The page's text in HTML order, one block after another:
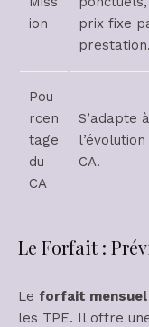
ion
prix fixe
prestation.
Pou
rcen
tage
du
CA
S’adapte à
l’évolution
CA.
Le Forfait :
Le forfait mensuel
les TPE. Il offre